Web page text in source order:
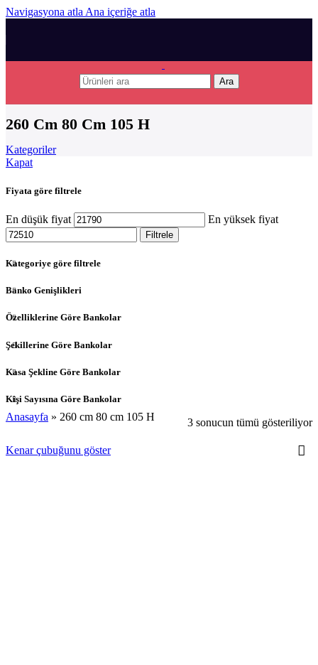
Navigasyona atla Ana içeriğe atla
Ara
260 Cm 80 Cm 105 H
Kategoriler
Kapat
Fiyata göre filtrele
En düşük fiyat En yüksek fiyat
Filtrele
Kategoriye göre filtrele
Banko Genişlikleri
Özelliklerine Göre Bankolar
Şekillerine Göre Bankolar
Kasa Şekline Göre Bankolar
Kişi Sayısına Göre Bankolar
Anasayfa » 260 cm 80 cm 105 H 3 sonucun tümü gösteriliyor
Kenar çubuğunu göster